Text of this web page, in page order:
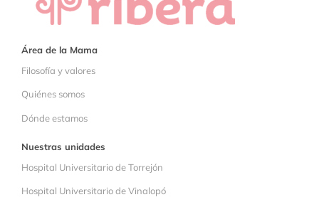
Área de la Mama
Filosofía y valores
Quiénes somos
Dónde estamos
Nuestras unidades
Hospital Universitario de Torrejón
Hospital Universitario de Vinalopó